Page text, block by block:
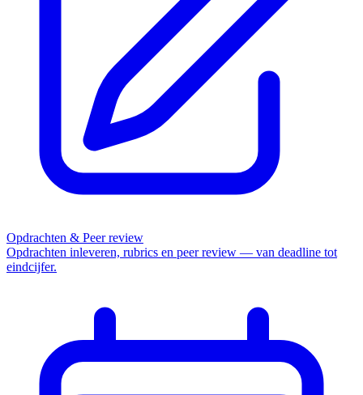
Opdrachten & Peer review
Opdrachten inleveren, rubrics en peer review — van deadline tot
eindcijfer.